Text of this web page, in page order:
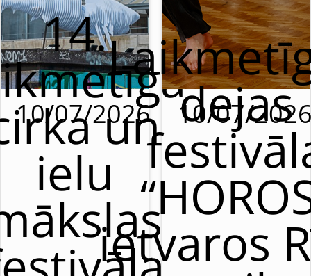
10/07/2026
14.
un
ielu
10/07/
dejas
ietvaros